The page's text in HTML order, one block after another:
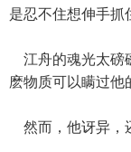
是忍不住想伸手抓
江舟的魂光太磅
麽物质可以瞒过他
然而，他讶异，